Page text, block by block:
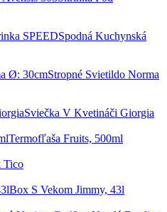
Spodná Kuchynská
Stropné Svietildo Norma
Sviečka V Kvetináči Giorgia
Termofľaša Fruits, 500ml
Tico
Box S Vekom Jimmy, 43l